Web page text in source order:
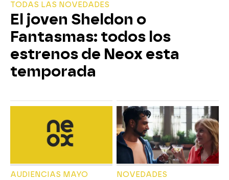
TODAS LAS NOVEDADES
El joven Sheldon o
Fantasmas: todos los
estrenos de Neox esta
temporada
AUDIENCIAS MAYO NOVEDADES